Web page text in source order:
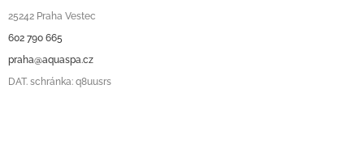
25242 Praha Vestec
602 790 665
praha@aquaspa.cz
DAT. schránka: q8uusrs